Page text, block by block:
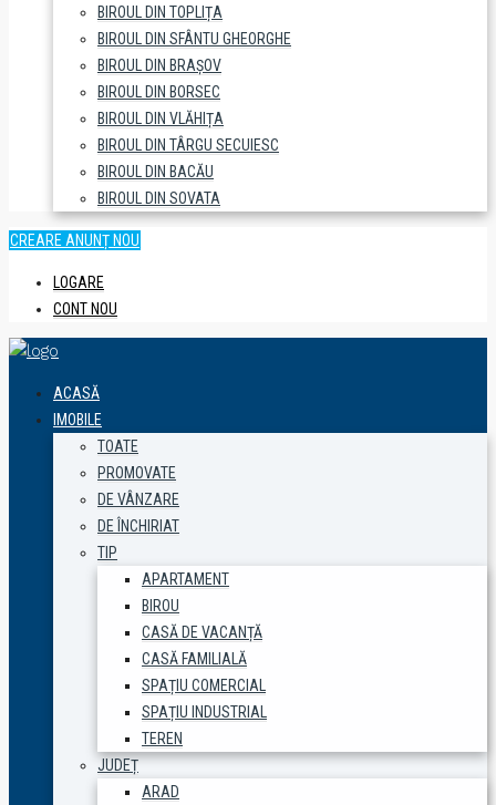
BIROUL DIN TOPLIȚA
BIROUL DIN SFÂNTU GHEORGHE
BIROUL DIN BRAȘOV
BIROUL DIN BORSEC
BIROUL DIN VLĂHIȚA
BIROUL DIN TÂRGU SECUIESC
BIROUL DIN BACĂU
BIROUL DIN SOVATA
CREARE ANUNȚ NOU
LOGARE
CONT NOU
ACASĂ
IMOBILE
TOATE
PROMOVATE
DE VÂNZARE
DE ÎNCHIRIAT
TIP
APARTAMENT
BIROU
CASĂ DE VACANȚĂ
CASĂ FAMILIALĂ
SPAȚIU COMERCIAL
SPAȚIU INDUSTRIAL
TEREN
JUDEȚ
ARAD